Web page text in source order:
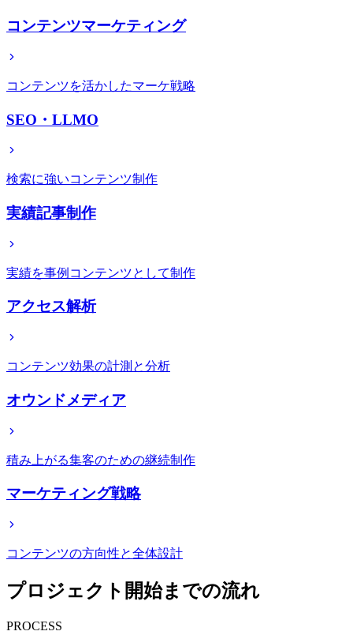
コンテンツマーケティング
コンテンツを活かしたマーケ戦略
SEO・LLMO
検索に強いコンテンツ制作
実績記事制作
実績を事例コンテンツとして制作
アクセス解析
コンテンツ効果の計測と分析
オウンドメディア
積み上がる集客のための継続制作
マーケティング戦略
コンテンツの方向性と全体設計
プロジェクト開始までの流れ
PROCESS